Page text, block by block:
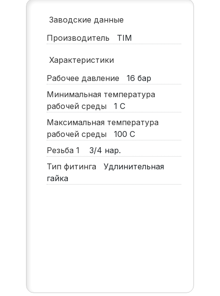
Заводские данные
Производитель
TIM
Характеристики
Рабочее давление
16 бар
Минимальная температура
рабочей среды
1 С
Максимальная температура
рабочей среды
100 С
Резьба 1
3/4 нар.
Тип фитинга
Удлинительная
гайка